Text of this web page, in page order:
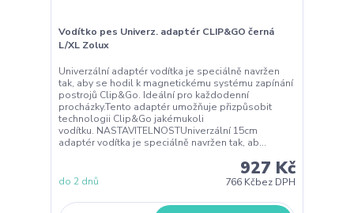
Vodítko pes Univerz. adaptér CLIP&GO černá
L/XL Zolux
Univerzální adaptér vodítka je speciálně navržen
tak, aby se hodil k magnetickému systému zapínání
postrojů Clip&Go. Ideální pro každodenní
procházky.Tento adaptér umožňuje přizpůsobit
technologii Clip&Go jakémukoli
vodítku. NASTAVITELNOSTUniverzální 15cm
adaptér vodítka je speciálně navržen tak, ab...
927 Kč
766 Kčbez DPH
do 2 dnů